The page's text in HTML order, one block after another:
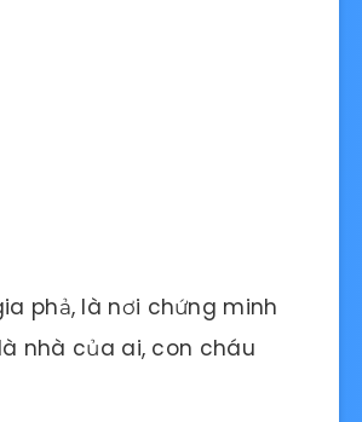
phả, là nơi chứng minh
nhà của ai, con cháu